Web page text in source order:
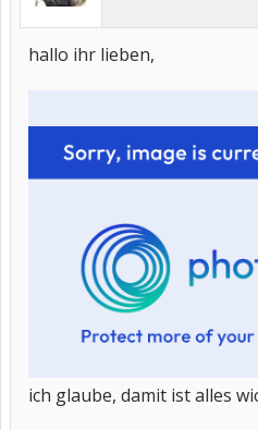
hallo ihr lieben,
ich glaube, damit ist alles